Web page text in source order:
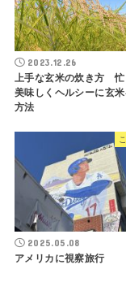
2023.12.26
上手な玄米の炊き方 忙
美味しくヘルシーに玄
方法
2025.05.08
アメリカに視察旅行